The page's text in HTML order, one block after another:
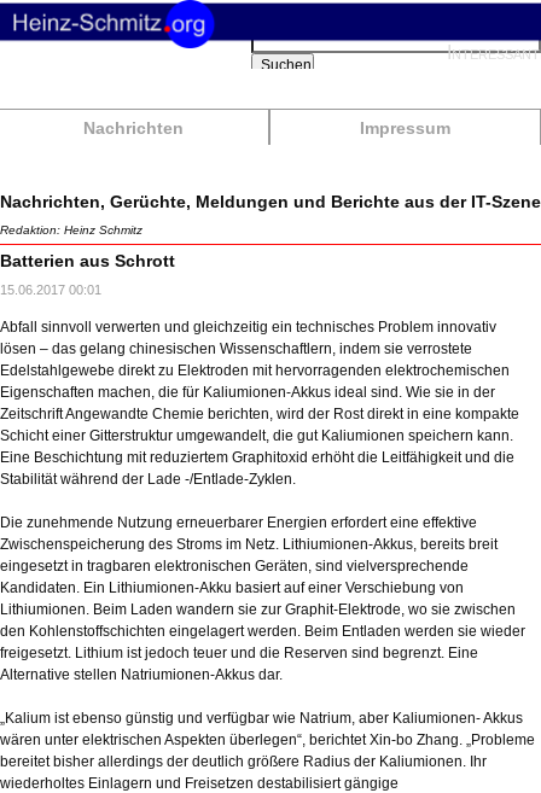
Nachrichten Impressum
Suchbegriffe
Suchen
Nachrichten, Gerüchte, Meldungen und Berichte aus der IT-Szene
Redaktion: Heinz Schmitz
Batterien aus Schrott
15.06.2017 00:01
Abfall sinnvoll verwerten und gleichzeitig ein technisches Problem innovativ
lösen – das gelang chinesischen Wissenschaftlern, indem sie verrostete
Edelstahlgewebe direkt zu Elektroden mit hervorragenden elektrochemischen
Eigenschaften machen, die für Kaliumionen-Akkus ideal sind. Wie sie in der
Zeitschrift Angewandte Chemie berichten, wird der Rost direkt in eine kompakte
Schicht einer Gitterstruktur umgewandelt, die gut Kaliumionen speichern kann.
Eine Beschichtung mit reduziertem Graphitoxid erhöht die Leitfähigkeit und die
Stabilität während der Lade -/Entlade-Zyklen.
Die zunehmende Nutzung erneuerbarer Energien erfordert eine effektive
Zwischenspeicherung des Stroms im Netz. Lithiumionen-Akkus, bereits breit
eingesetzt in tragbaren elektronischen Geräten, sind vielversprechende
Kandidaten. Ein Lithiumionen-Akku basiert auf einer Verschiebung von
Lithiumionen. Beim Laden wandern sie zur Graphit-Elektrode, wo sie zwischen
den Kohlenstoffschichten eingelagert werden. Beim Entladen werden sie wieder
freigesetzt. Lithium ist jedoch teuer und die Reserven sind begrenzt. Eine
Alternative stellen Natriumionen-Akkus dar.
„Kalium ist ebenso günstig und verfügbar wie Natrium, aber Kaliumionen- Akkus
wären unter elektrischen Aspekten überlegen“, berichtet Xin-bo Zhang. „Probleme
bereitet bisher allerdings der deutlich größere Radius der Kaliumionen. Ihr
wiederholtes Einlagern und Freisetzen destabilisiert gängige